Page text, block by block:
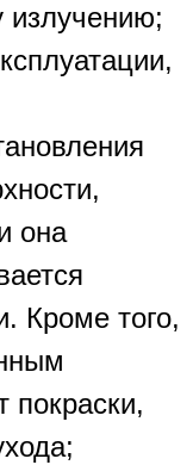
излучению;
она
Кроме того,
покраски,